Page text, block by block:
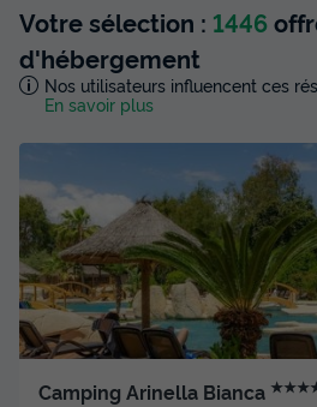
Votre sélection : 1446
d'hébergement
Nos utilisateurs influencent ces
En savoir plus
Camping Arinella Bianca